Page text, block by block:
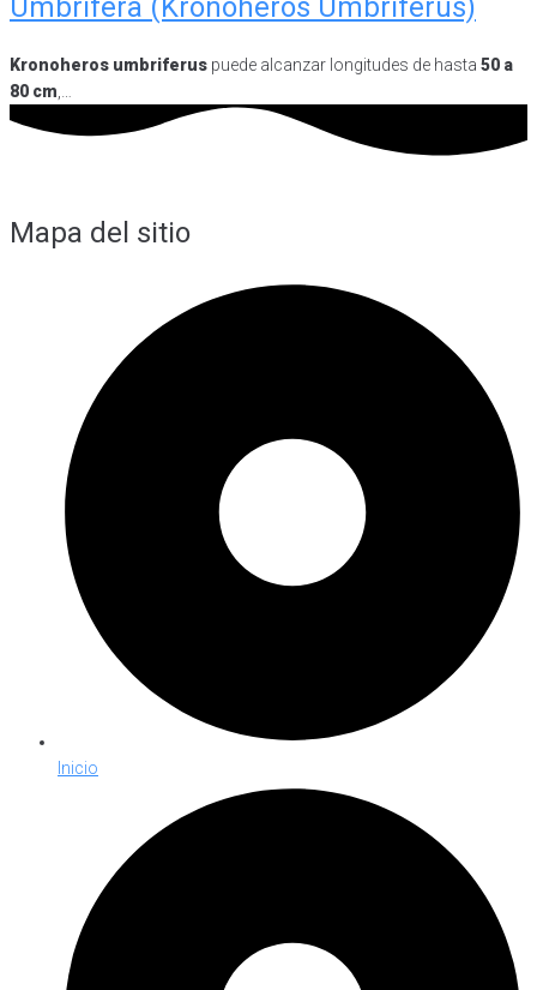
Umbrifera (Kronoheros Umbriferus)
Kronoheros umbriferus puede alcanzar longitudes de hasta 50 a
80 cm
Mapa del sitio
Inicio